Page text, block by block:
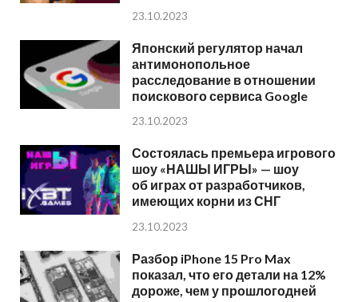
23.10.2023
Японский регулятор начал
антимонопольное
расследование в отношении
поискового сервиса Google
23.10.2023
Состоялась премьера игрового
шоу «НАШЫ ИГРЫ» — шоу
об играх от разработчиков,
имеющих корни из СНГ
23.10.2023
Разбор iPhone 15 Pro Max
показал, что его детали на 12%
дороже, чем у прошлогодней